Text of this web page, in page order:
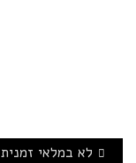
לא במלאי זמנית